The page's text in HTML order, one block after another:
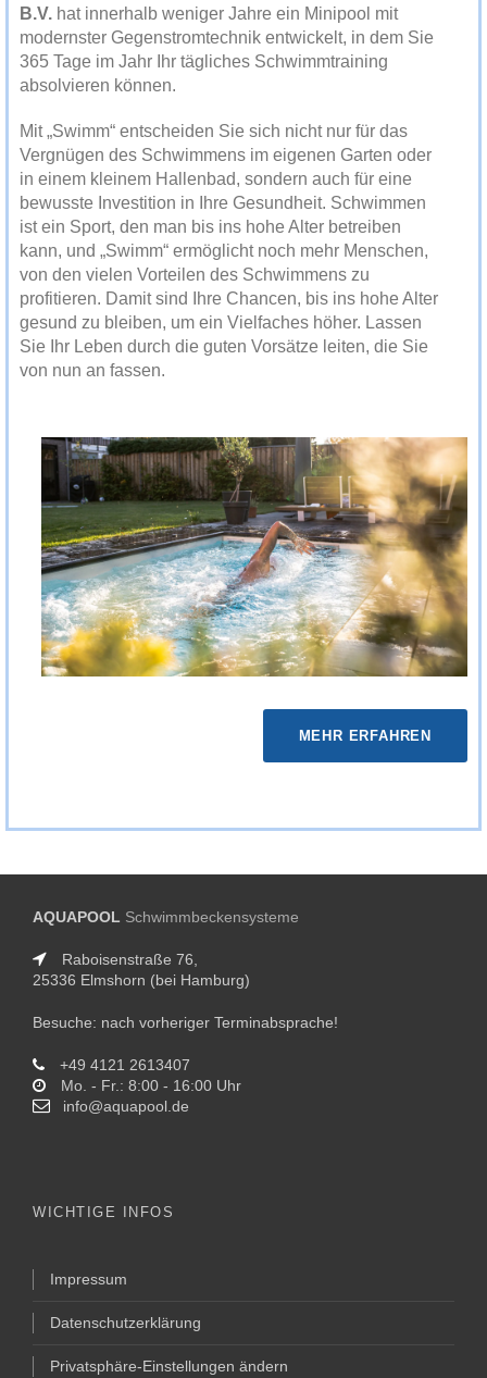
B.V. hat innerhalb weniger Jahre ein Minipool mit
modernster Gegenstromtechnik entwickelt, in dem Sie
365 Tage im Jahr Ihr tägliches Schwimmtraining
absolvieren können.
Mit „Swimm“ entscheiden Sie sich nicht nur für das
Vergnügen des Schwimmens im eigenen Garten oder
in einem kleinem Hallenbad, sondern auch für eine
bewusste Investition in Ihre Gesundheit. Schwimmen
ist ein Sport, den man bis ins hohe Alter betreiben
kann, und „Swimm“ ermöglicht noch mehr Menschen,
von den vielen Vorteilen des Schwimmens zu
profitieren. Damit sind Ihre Chancen, bis ins hohe Alter
gesund zu bleiben, um ein Vielfaches höher. Lassen
Sie Ihr Leben durch die guten Vorsätze leiten, die Sie
von nun an fassen.
MEHR ERFAHREN
AQUAPOOL Schwimmbeckensysteme
Raboisenstraße 76,
25336 Elmshorn (bei Hamburg)
Besuche: nach vorheriger Terminabsprache!
+49 4121 2613407
Mo. - Fr.: 8:00 - 16:00 Uhr
info@aquapool.de
WICHTIGE INFOS
Impressum
Datenschutzerklärung
Privatsphäre-Einstellungen ändern